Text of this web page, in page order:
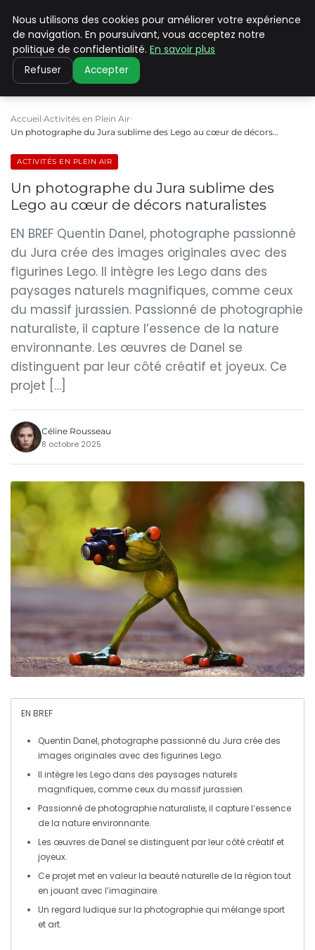
PILAT PATRIMOINES
Accueil Activités en Plein Air
Un photographe du Jura sublime des Lego au cœur de décors…
ACTIVITÉS EN PLEIN AIR
Un photographe du Jura sublime des
Lego au cœur de décors naturalistes
EN BREF Quentin Danel, photographe passionné
du Jura crée des images originales avec des
figurines Lego. Il intègre les Lego dans des
paysages naturels magnifiques, comme ceux
du massif jurassien. Passionné de photographie
naturaliste, il capture l’essence de la nature
environnante. Les œuvres de Danel se
distinguent par leur côté créatif et joyeux. Ce
projet […]
Céline Rousseau
8 octobre 2025
EN BREF
Quentin Danel, photographe passionné du Jura crée des
images originales avec des figurines Lego.
Il intègre les Lego dans des paysages naturels
magnifiques, comme ceux du massif jurassien.
Passionné dephotographie naturaliste, il capture l’essence
de la nature environnante.
Les œuvres de Danel se distinguent par leur côté créatif et
joyeux.
Ce projet met en valeur la beauténaturelle de la région tout
en jouant avec l’imaginaire.
Un regard ludique sur la photographie qui mélange sport
et art.
Nous utilisons des cookies pour améliorer votre expérience
de navigation. En poursuivant, vous acceptez notre
politique de confidentialité. En savoir plus
Refuser Accepter